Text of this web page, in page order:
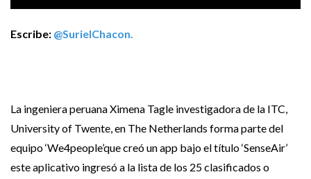
Escribe: @SurielChacon.
La ingeniera peruana Ximena Tagle investigadora de la ITC,
University of Twente, en The Netherlands forma parte del
equipo ‘We4people’que creó un app bajo el título ‘SenseAir’
este aplicativo ingresó a la lista de los 25 clasificados o